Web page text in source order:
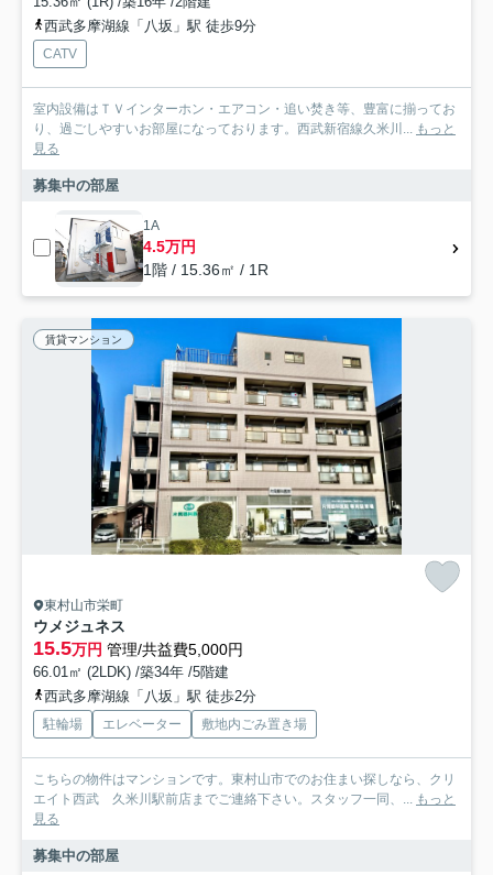
西武多摩湖線「八坂」駅 徒歩9分
CATV
室内設備はＴＶインターホン・エアコン・追い焚き等、豊富に揃ってお
り、過ごしやすいお部屋になっております。西武新宿線久米川...
もっと
見る
募集中の部屋
1A
4.5万円
1階 / 15.36㎡ / 1R
賃貸マンション
東村山市栄町
ウメジュネス
15.5万円 管理/共益費5,000円
66.01㎡ (2LDK) /築34年 /5階建
西武多摩湖線「八坂」駅 徒歩2分
駐輪場 エレベーター 敷地内ごみ置き場
こちらの物件はマンションです。東村山市でのお住まい探しなら、クリ
エイト西武 久米川駅前店までご連絡下さい。スタッフ一同、...
もっと
見る
募集中の部屋